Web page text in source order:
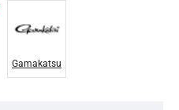
Gamakatsu